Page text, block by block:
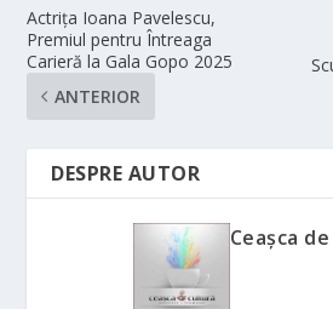
Actrița Ioana Pavelescu,
Premiul pentru Întreaga
Carieră la Gala Gopo 2025
ANTERIOR
DESPRE AUTOR
Ceașca